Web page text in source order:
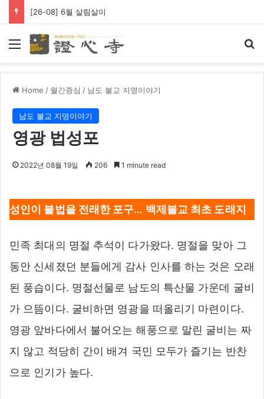
[26-08] 6월 살림살이
Menu
Home / 월간증심 / 남도 불교 지명이야기
남도 불교 지명이야기
영광 법성포
2022년 08월 19일 206 1 minute read
성인이 불법을 전래한 포구… 백제불교 최초 도래지
민족 최대의 명절 추석이 다가왔다. 명절을 맞아 그
동안 신세졌던 분들에게 감사 인사를 하는 것은 오래
된 풍습이다. 명절선물로 남도의 특산물 가운데 굴비
가 으뜸이다. 굴비하면 영광을 떠올리기 마련이다.
영광 앞바다에서 불어오는 해풍으로 말린 굴비는 짜
지 않고 적당히 간이 배겨 국민 모두가 즐기는 반찬
으로 인기가 높다.